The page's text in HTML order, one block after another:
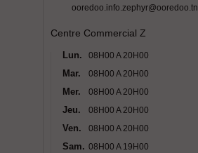
ooredoo.info.zephyr@ooredoo.tn
Centre Commercial Z
Lun. 08H00 A 20H00
Mar. 08H00 A 20H00
Mer. 08H00 A 20H00
Jeu. 08H00 A 20H00
Ven. 08H00 A 20H00
Sam. 08H00 A 19H00